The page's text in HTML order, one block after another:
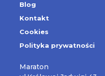
Blog
Kontakt
Cookies
Polityka prywatności
Maraton